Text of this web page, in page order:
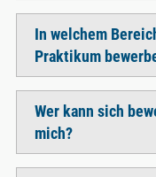
In welchem
Praktikum
Wer kann sich
mich?